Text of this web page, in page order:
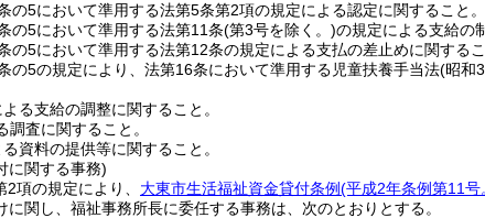
の5において準用する法第5条第2項の規定による認定に関すること。
の5において準用する法第11条(第3号を除く。)の規定による支給の
の5において準用する法第12条の規定による支払の差止めに関するこ
の5の規定により、法第16条において準用する児童扶養手当法(昭和
る支給の調整に関すること。
査に関すること。
資料の提供等に関すること。
に関する事務)
項の規定により、 大東市生活福祉資金貸付条例(平成2年条例第11
に関し、福祉事務所長に委任する事務は、次のとおりとする。